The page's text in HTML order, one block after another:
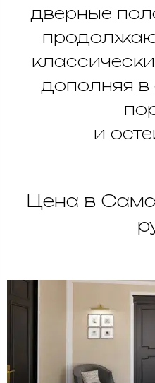
дверные
дополняя
и
Цена в